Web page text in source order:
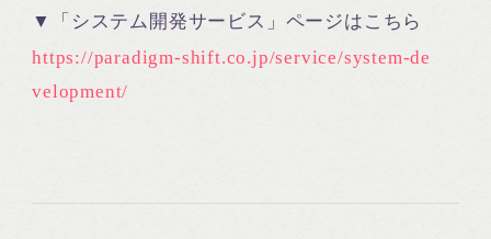
▼「システム開発サービス」ページはこちら
https://paradigm-shift.co.jp/service/system-de
velopment/